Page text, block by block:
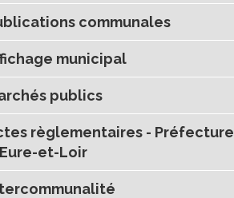
communales
municipal
publics
règlementaires - Préfecture
et-Loir